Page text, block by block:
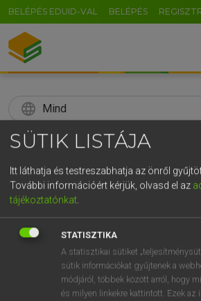
BELÉPÉS EDUID-VAL BELÉPÉS
language Mind
search
KERESÉS
Díjmentes francia szótár
contrefaçon n fn 1.utánzás;
SÜTIK LISTÁJA
Itt láthatja és testreszabhatja az önről
További információért kérjük, olvasd el az
tájékoztatónkat.
STATISZTIKA
A statisztikai sütiket
sütik információkat gyűjtenek a
módjáról, többek között arról, hogy
és milyen linkekre kattintott. Ezek az
GR
5 6 7 8 9 ö
r t z u i o
k l
n m , .